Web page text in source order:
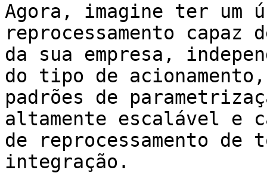
Agora, imagine ter um
reprocessamento
da sua empresa,
do tipo de
padrões de
altamente escalável e
de reprocessamento
integração.